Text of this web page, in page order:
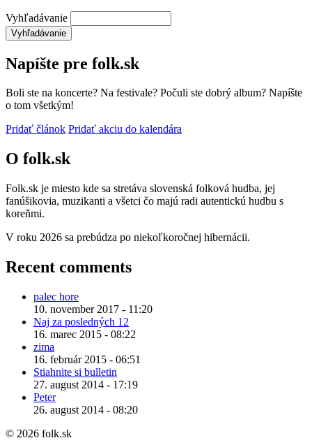
Vyhľadávanie
Napíšte pre folk.sk
Boli ste na koncerte? Na festivale? Počuli ste dobrý album? Napíšte
o tom všetkým!
Pridať článok Pridať akciu do kalendára
O folk.sk
Folk.sk je miesto kde sa stretáva slovenská folková hudba, jej
fanúšikovia, muzikanti a všetci čo majú radi autentickú hudbu s
koreňmi.
V roku 2026 sa prebúdza po niekoľkoročnej hibernácii.
Recent comments
palec hore
10. november 2017 - 11:20
Naj za posledných 12
16. marec 2015 - 08:22
zima
16. február 2015 - 06:51
Stiahnite si bulletin
27. august 2014 - 17:19
Peter
26. august 2014 - 08:20
© 2026 folk.sk